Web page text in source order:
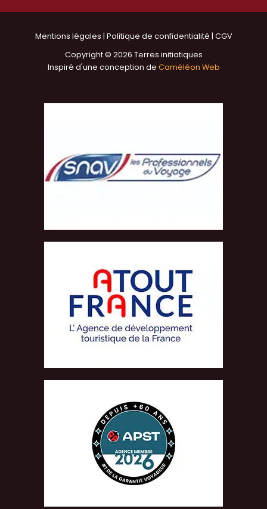
Mentions légales Politique de confidentialité CGV
Copyright © 2026 Terres initiatiques
Inspiré d'une conception de Caméléon Web